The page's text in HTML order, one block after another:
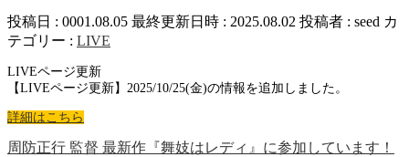
投稿日 : 0001.08.05 最終更新日時 : 2025.08.02 投稿者 : seed カ
テゴリー : LIVE
LIVEページ更新
【LIVEページ更新】2025/10/25(金)の情報を追加しました。
詳細はこちら
周防正行 監督 最新作『舞妓はレディ』に参加しています！